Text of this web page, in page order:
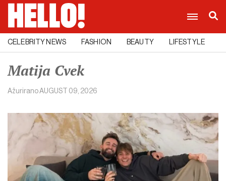
CELEBRITY NEWS FASHION BEAUTY LIFESTYLE
Matija Cvek
AžuriranoAUGUST 09, 2026